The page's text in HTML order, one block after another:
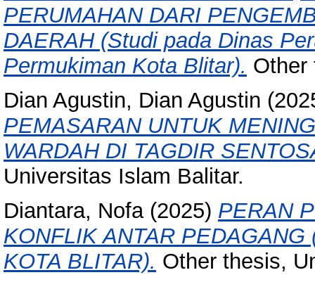
PERUMAHAN DARI
DAERAH (Studi pada Dinas
Permukiman Kota Blitar). Other
Dian Agustin, Dian Agustin
PEMASARAN UNTUK
WARDAH DI TAGDIR
Universitas Islam Balitar.
Diantara, Nofa(2025) PERAN
KONFLIK ANTAR
KOTA BLITAR). Other thesis,